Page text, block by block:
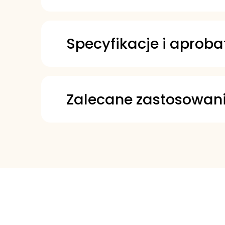
Specyfikacje i
Zalecane